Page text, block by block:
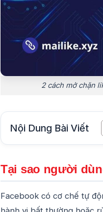
2 cách mở chặn
Nội Dung Bài Viết
Tại sao người
Facebook có cơ chế tự